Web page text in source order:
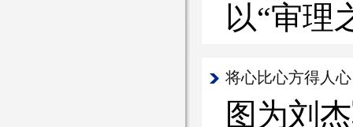
以“审理
将心比心方得人
图为刘